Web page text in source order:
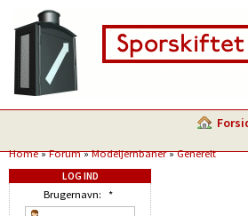
Home»Forum»Modeljernbaner»Generelt
LOG IND
Brugernavn: *